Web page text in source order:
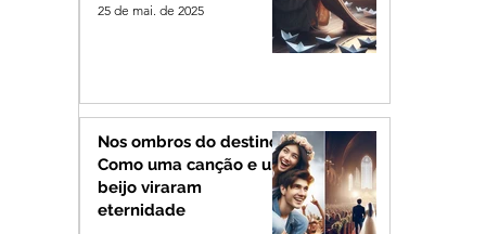
25 de mai. de 2025
Nos ombros do destino:
Como uma canção e um
beijo viraram
eternidade